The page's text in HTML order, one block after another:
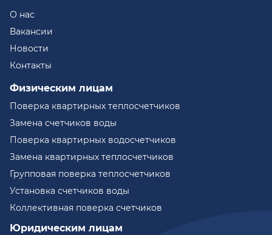
О нас
Вакансии
Новости
Контакты
Физическим лицам
Поверка квартирных теплосчетчиков
Замена счетчиков воды
Поверка квартирных водосчетчиков
Замена квартирных теплосчетчиков
Групповая поверка теплосчетчиков
Установка счетчиков воды
Коллективная поверка счетчиков
Юридическим лицам